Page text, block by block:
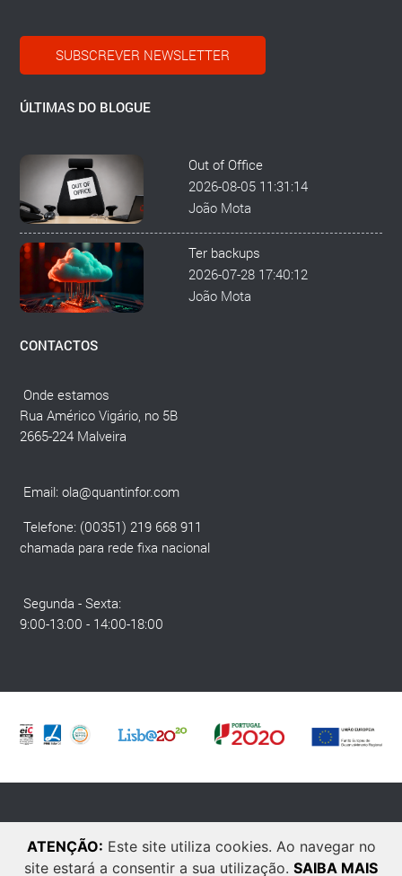
ATENÇÃO: Este site utiliza cookies. Ao navegar no
site estará a consentir a sua utilização. SAIBA MAIS
SUBSCREVER NEWSLETTER
ÚLTIMAS DO BLOGUE
Out of Office
2026-08-05 11:31:14
João Mota
Ter backups
2026-07-28 17:40:12
João Mota
CONTACTOS
Onde estamos
Rua Américo Vigário, no 5B
2665-224 Malveira
Email:ola@quantinfor.com
Telefone: (00351) 219 668 911
chamada para rede fixa nacional
Segunda - Sexta:
9:00-13:00 - 14:00-18:00
Zen.